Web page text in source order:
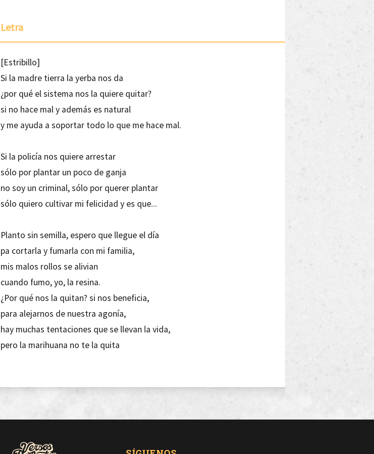
Letra
[Estribillo]
Si la madre tierra la yerba nos da
¿por qué el sistema nos la quiere quitar?
si no hace mal y además es natural
y me ayuda a soportar todo lo que me hace mal.
Si la policía nos quiere arrestar
sólo por plantar un poco de ganja
no soy un criminal, sólo por querer plantar
sólo quiero cultivar mi felicidad y es que...
Planto sin semilla, espero que llegue el día
pa cortarla y fumarla con mi familia,
mis malos rollos se alivian
cuando fumo, yo, la resina.
¿Por qué nos la quitan? si nos beneficia,
para alejarnos de nuestra agonía,
hay muchas tentaciones que se llevan la vida,
pero la marihuana no te la quita
Si la madre tierra la yerba nos da
y me ayuda a soportar todo lo que me hace mal.